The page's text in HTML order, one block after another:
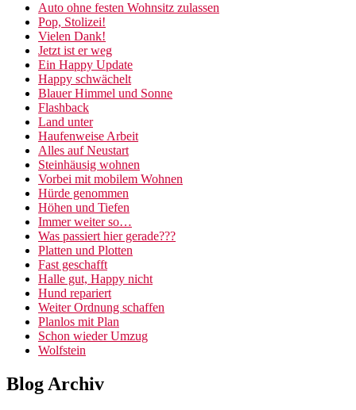
Auto ohne festen Wohnsitz zulassen
Pop, Stolizei!
Vielen Dank!
Jetzt ist er weg
Ein Happy Update
Happy schwächelt
Blauer Himmel und Sonne
Flashback
Land unter
Haufenweise Arbeit
Alles auf Neustart
Steinhäusig wohnen
Vorbei mit mobilem Wohnen
Hürde genommen
Höhen und Tiefen
Immer weiter so…
Was passiert hier gerade???
Platten und Plotten
Fast geschafft
Halle gut, Happy nicht
Hund repariert
Weiter Ordnung schaffen
Planlos mit Plan
Schon wieder Umzug
Wolfstein
Blog Archiv